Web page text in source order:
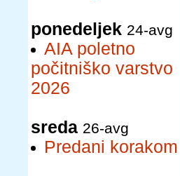
ponedeljek 24-avg
AIA poletno
počitniško varstvo
2026
sreda 26-avg
Predani korakom